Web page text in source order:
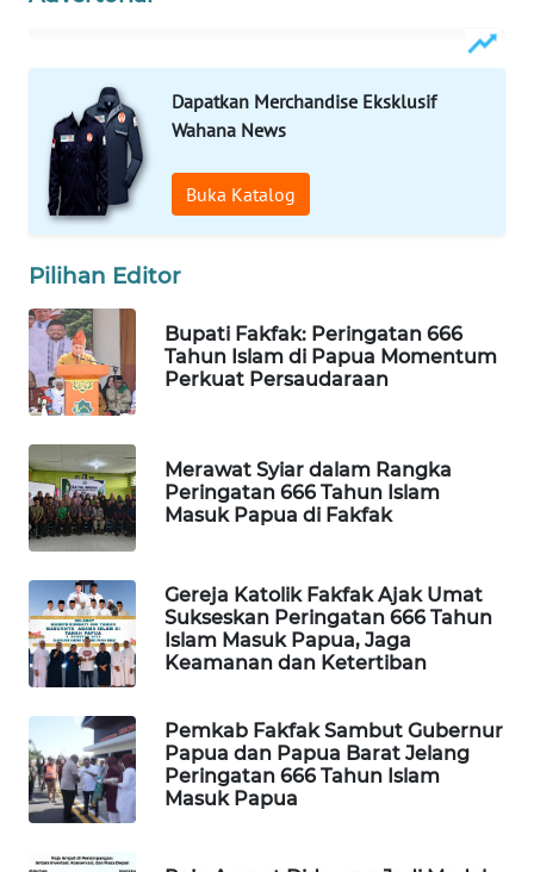
Dapatkan Merchandise Eksklusif
Wahana News
Buka Katalog
Pilihan Editor
Bupati Fakfak: Peringatan 666
Tahun Islam di Papua Momentum
Perkuat Persaudaraan
Merawat Syiar dalam Rangka
Peringatan 666 Tahun Islam
Masuk Papua di Fakfak
Gereja Katolik Fakfak Ajak Umat
Sukseskan Peringatan 666 Tahun
Islam Masuk Papua, Jaga
Keamanan dan Ketertiban
Pemkab Fakfak Sambut Gubernur
Papua dan Papua Barat Jelang
Peringatan 666 Tahun Islam
Masuk Papua
JURNAL
MARITIM
HUMBANG
NEWS
NEWS
FISUELRI
ID
ENERGI
NEWS
NEWS
BERKAT
NEWS
BERAMPU
NEWS
ANUGERAH
NEWS